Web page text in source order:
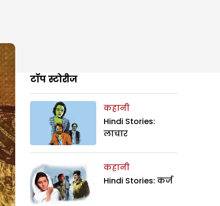
टॉप स्टोरीज
कहानी
Hindi Stories:
लाचार
कहानी
Hindi Stories: कर्ज